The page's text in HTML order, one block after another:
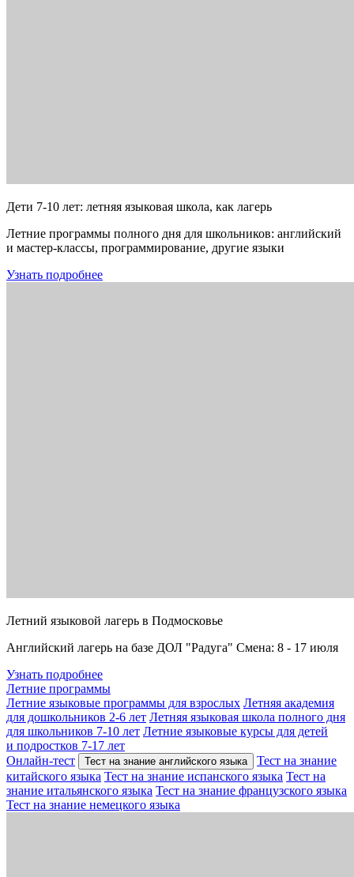
Дети 7-10 лет: летняя языковая школа, как лагерь
Летние программы полного дня для школьников: английский
и мастер-классы, программирование, другие языки
Узнать подробнее
Летний языковой лагерь в Подмосковье
Английский лагерь на базе ДОЛ "Радуга" Смена: 8 - 17 июля
Узнать подробнее
Летние программы
Летние языковые программы для взрослых Летняя академия
для дошкольников 2-6 лет Летняя языковая школа полного дня
для школьников 7-10 лет Летние языковые курсы для детей
и подростков 7-17 лет
Онлайн-тест
Тест на знание английского языка
Тест на знание
китайского языка Тест на знание испанского языка Тест на
знание итальянского языка Тест на знание французского языка
Тест на знание немецкого языка